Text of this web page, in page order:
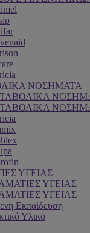
ΝΟΣΗΜΑΤΑ
ΥΓΕΙΑΣ
ΥΓΕΙΑΣ
ΥΓΕΙΑΣ
Εκπαίδευση
Υλικό